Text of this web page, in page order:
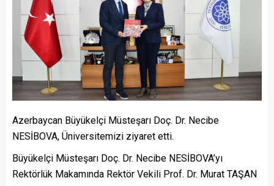
Azerbaycan Büyükelçi Müsteşarı Doç. Dr. Necibe
NESİBOVA, Üniversitemizi ziyaret etti.
Büyükelçi Müsteşarı Doç. Dr. Necibe NESİBOVA’yı
Rektörlük Makamında Rektör Vekili Prof. Dr. Murat TAŞAN